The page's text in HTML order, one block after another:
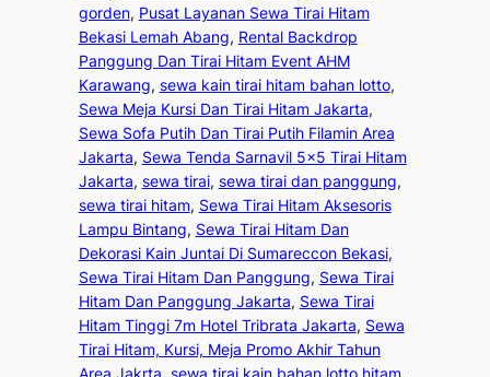
gorden, Pusat Layanan Sewa Tirai Hitam
Bekasi Lemah Abang, Rental Backdrop
Panggung Dan Tirai Hitam Event AHM
Karawang, sewa kain tirai hitam bahan lotto
Sewa Meja Kursi Dan Tirai Hitam Jakarta
Sewa Sofa Putih Dan Tirai Putih Filamin Area
Jakarta, Sewa Tenda Sarnavil 5×5 Tirai Hitam
Jakarta, sewa tirai, sewa tirai dan panggung
sewa tirai hitam, Sewa Tirai Hitam Aksesoris
Lampu Bintang, Sewa Tirai Hitam Dan
Dekorasi Kain Juntai Di Sumareccon Bekasi
Sewa Tirai Hitam Dan Panggung, Sewa Tirai
Hitam Dan Panggung Jakarta, Sewa Tirai
Hitam Tinggi 7m Hotel Tribrata Jakarta, Sewa
Tirai Hitam, Kursi, Meja Promo Akhir Tahun
Area Jakrta, sewa tirai kain bahan lotto hitam